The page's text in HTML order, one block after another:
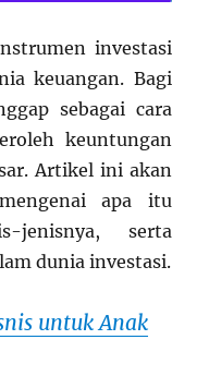
investasi
keuangan. Bagi
sebagai cara
keuntungan
Artikel ini akan
apa itu
jenisnya, serta
dunia investasi.
untuk Anak